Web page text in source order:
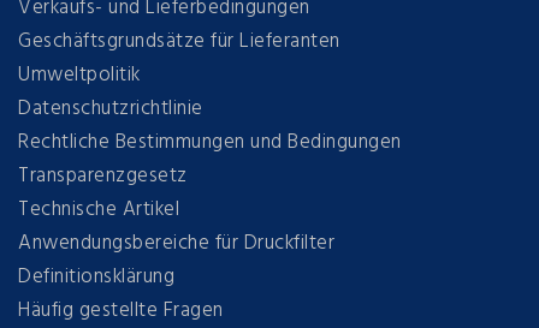
Verkaufs- und Lieferbedingungen
Geschäftsgrundsätze für Lieferanten
Umweltpolitik
Datenschutzrichtlinie
Rechtliche Bestimmungen und Bedingungen
Transparenzgesetz
Technische Artikel
Anwendungsbereiche für Druckfilter
Definitionsklärung
Häufig gestellte Fragen